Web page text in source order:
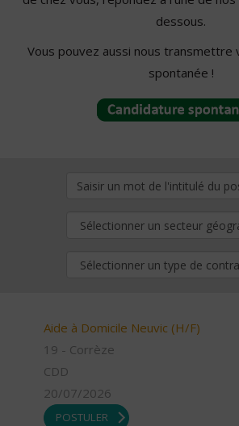
dessous.
Vous pouvez aussi nous transmettre
spontanée !
Aide à Domicile Neuvic (H/F)
19 - Corrèze
CDD
20/07/2026
POSTULER